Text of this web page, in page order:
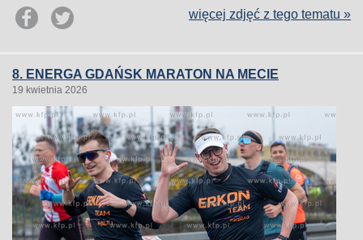
więcej zdjęć z tego tematu »
8. ENERGA GDAŃSK MARATON NA MECIE
19 kwietnia 2026